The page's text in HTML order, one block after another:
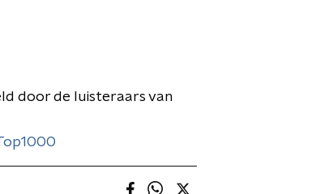
door de luisteraars van